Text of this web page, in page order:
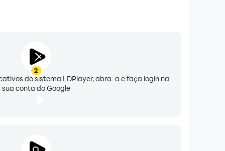
ambos curtirem um ao outro.
momentos diários até os destaques da vida.
2
do sistema LDPlayer, abra-a e faça login na
sua conta do Google